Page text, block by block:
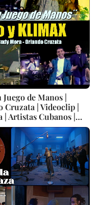
de Manos |
| Videoclip |
Artistas Cubanos |